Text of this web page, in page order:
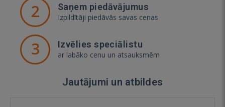
2 Saņem piedāvājumus
Izpildītāji piedāvās savas cenas
3 Izvēlies speciālistu
ar labāko cenu un atsauksmēm
Jautājumi un atbildes